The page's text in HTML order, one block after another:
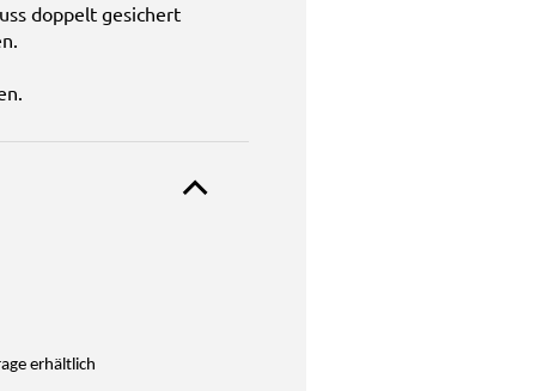
doppelt gesichert
erhältlich